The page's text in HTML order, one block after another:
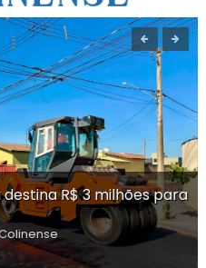
R$ 3 milhões para